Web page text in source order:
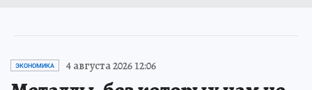
ЭКОНОМИКА 4 августа 2026 12:06